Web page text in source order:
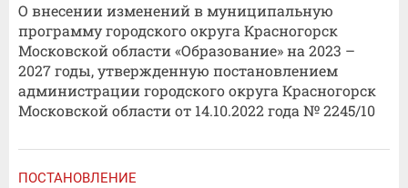
О внесении изменений в муниципальную
программу городского округа Красногорск
Московской области «Образование» на 2023 –
2027 годы, утвержденную постановлением
администрации городского округа Красногорск
Московской области от 14.10.2022 года № 2245/10
ПОСТАНОВЛЕНИЕ